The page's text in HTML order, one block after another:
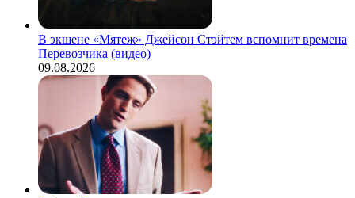
В экшене «Мятеж» Джейсон Стэйтем вспомнит времена
Перевозчика (видео)
09.08.2026